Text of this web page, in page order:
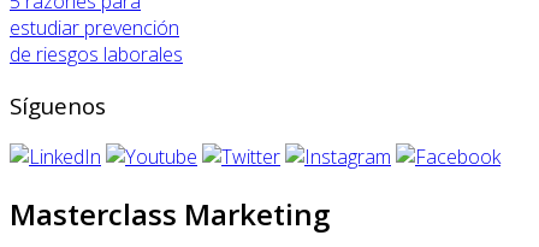
estudiar prevención
de riesgos laborales
Síguenos
Masterclass Marketing